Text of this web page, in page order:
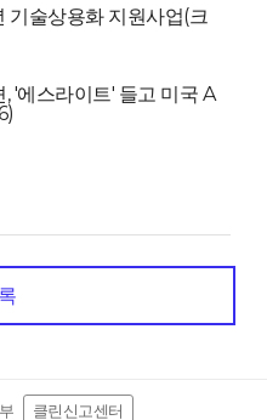
술상용화 지원사업(크
'에스라이트' 들고 미국 A
클린신고센터